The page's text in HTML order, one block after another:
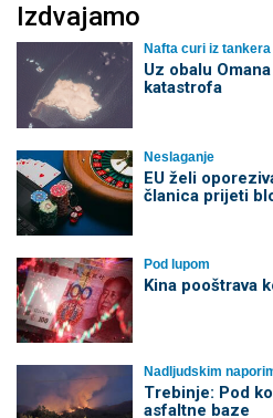
Izdvajamo
Nafta curi iz tankera
Uz obalu
katastrofa
Neslaganje
EU želi
članica prijeti
Pod lupom
Kina pooštrava
Nadljudskim
Trebinje: Pod
asfaltne baze